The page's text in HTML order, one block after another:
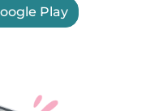
Play